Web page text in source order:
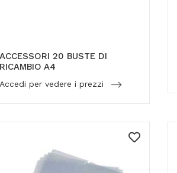
ACCESSORI 20 BUSTE DI
RICAMBIO A4
Accedi per vedere i prezzi